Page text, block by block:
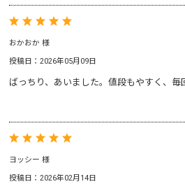
おかおか 様
投稿日：2026年05月09日
ばっちり、あいました。値段もやすく、毎
ヨッシー 様
投稿日：2026年02月14日